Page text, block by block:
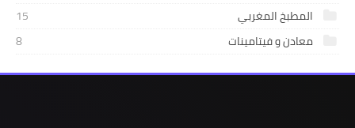
المطبخ المغربي
15
معادن و فيتامينات
8